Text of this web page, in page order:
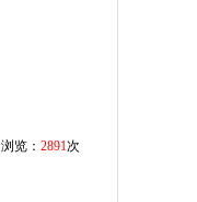
浏览： 2891次